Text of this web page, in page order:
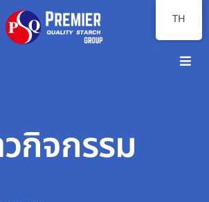
กิจกรรม
TH